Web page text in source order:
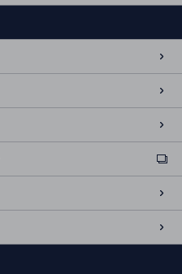
e
n
al
si
t
e
ext
e
r
n
al
si